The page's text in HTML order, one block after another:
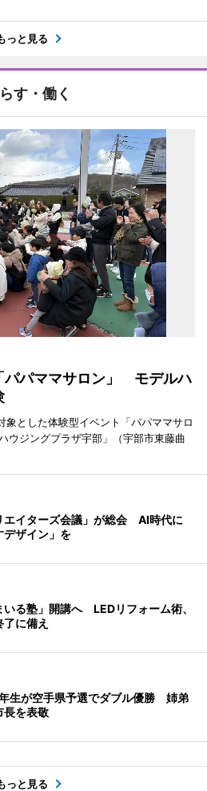
っと見る
す・働く
パパママサロン」 モデルハ
象とした体験型イベント「パパママサロ
ウジングプラザ宇部」（宇部市東藤曲
エイターズ会議」が総会 AI時代に
デザイン」を
いる塾」開講へ LEDリフォーム術、
に備え
生が空手県予選でダブル優勝 姉弟
長を表敬
っと見る